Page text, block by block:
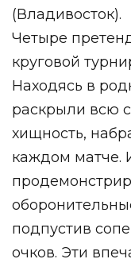
(Владивосток).
Четыре
круговой
Находясь в
раскрыли всю
хищность,
каждом матче.
подпустив
очков. Эти